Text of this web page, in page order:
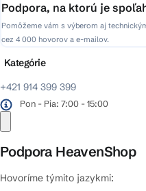
Podpora, na ktorú je
Pomôžeme vám s výberom aj
cez 4 000 hovorov a e-mailov.
+421 914 399 399
Pon - Pia: 7:00 - 15:00
Podpora HeavenShop
Hovoríme týmito jazykmi:
Kategórie